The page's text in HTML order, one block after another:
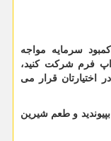
سرمایه مواجه
فرم شرکت کنید،
اختیارتان قرار می
بپیوندید و طعم شیرین